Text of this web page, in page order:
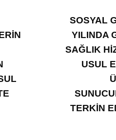
SOSYAL
YILINDA
SAĞLIK
USUL
TERKİN